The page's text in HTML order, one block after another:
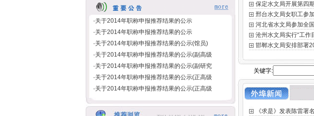
关于2014年职称申报推荐结果的公示
关于2014年职称申报推荐结果的公示
关于2014年职称申报推荐结果的公示(馆员)
关于2014年职称申报推荐结果的公示(副高级
关于2014年职称申报推荐结果的公示(副研究
关于2014年职称申报推荐结果的公示(正高级
关于2014年职称申报推荐结果的公示(正高级
·2014年公开招聘工作人员拟聘人员名单公示
保定水文局开展第四
邢台水文局女职工参
河北省水文局参加全
沧州水文局实行“工作
邯郸水文局安排部署
关键字:
《求是》发表陈雷署